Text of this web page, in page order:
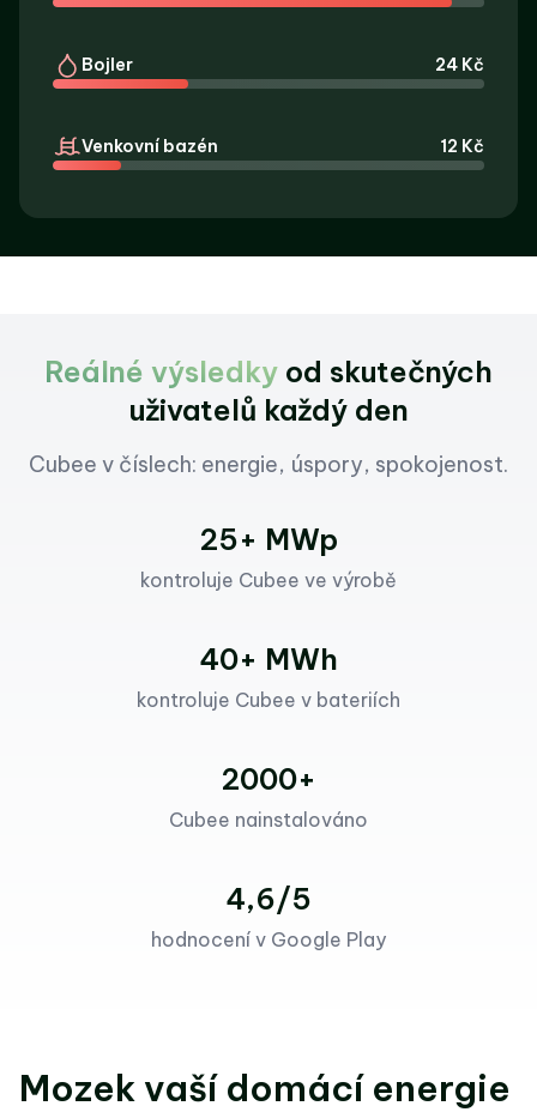
Bojler 24 Kč
Venkovní bazén 12 Kč
Reálné výsledky od skutečných
uživatelů každý den
Cubee v číslech: energie, úspory, spokojenost.
25+ MWp
kontroluje Cubee ve výrobě
40+ MWh
kontroluje Cubee v bateriích
2000+
Cubee nainstalováno
4,6/5
hodnocení v Google Play
Mozek vaší domácí energie